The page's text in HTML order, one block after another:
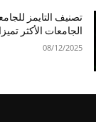
الجامعات الأكثر
08/12/2025